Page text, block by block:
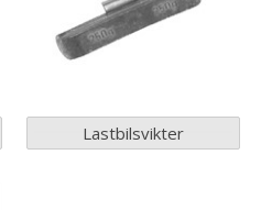
Lastbilsvikter